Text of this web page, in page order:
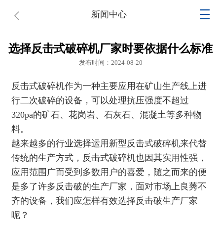
新闻中心
选择反击式破碎机厂家时要依据什么标准
发布时间：2024-08-20
反击式破碎机作为一种主要应用在矿山生产线上进
行二次破碎的设备，可以处理抗压强度不超过
320pa的矿石、花岗岩、石灰石、混凝土等多种物
料。
越来越多的行业选择运用新型 反击式破碎机来代替
传统的生产方式，反击式破碎机也因其实用性强，
应用范围广而受到多数用户的喜爱，随之而来的便
是多了许多反击破的生产厂家，面对市场上良莠不
齐的设备，我们应怎样有效选择反击破生产厂家
呢？